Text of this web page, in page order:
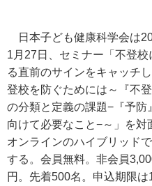
日本子ども健康科学会は
1月27日、セミナー「不登校
る直前のサインをキャッチ
登校を防ぐためには～『不登
の分類と定義の課題−『予防
向けて必要なこと−～」を対
オンラインのハイブリッド
する。会員無料。非会員
円。先着500名。申込期限は